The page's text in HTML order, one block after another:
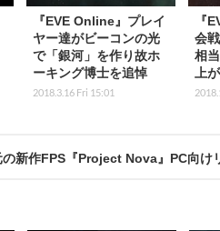
『EVE Online』プレイ
ヤー達がビーコンの光
で「銀河」を作り故ホ
ーキング博士を追悼
2018.3.16 Fri 15:01
『
会
相
上
の新作FPS『Project Nova』PC向け